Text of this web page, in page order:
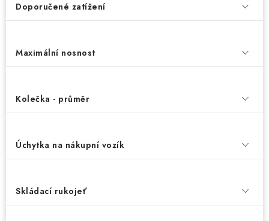
Doporučené zatížení
Maximální nosnost
Kolečka - průměr
Úchytka na nákupní vozík
Skládací rukojeť